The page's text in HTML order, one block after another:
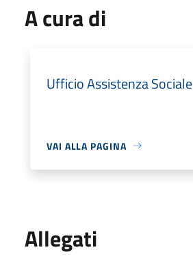
A cura di
Ufficio Assistenza Sociale
VAI ALLA PAGINA
Allegati